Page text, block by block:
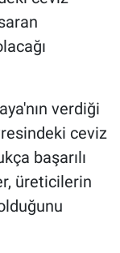
verdiği
ceviz
başarılı
üreticilerin